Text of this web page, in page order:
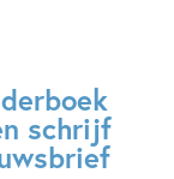
schrijf